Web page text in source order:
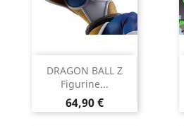
DRAGON BALL Z
Figurine...
Prix
64,90 €